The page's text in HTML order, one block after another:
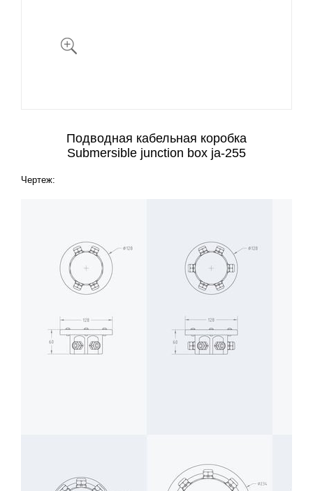
Подводная кабельная коробка
Submersible junction box ja-255
Чертеж: